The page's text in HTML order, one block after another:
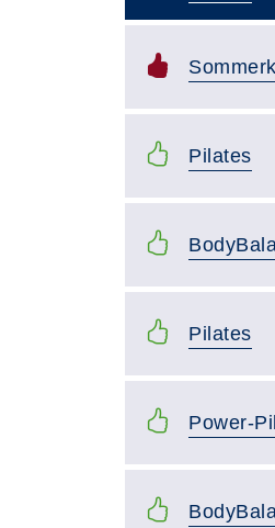
Pilates
Pilates
Power-